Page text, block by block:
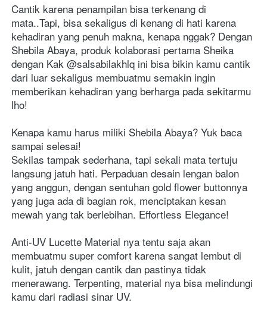
Cantik karena penampilan bisa terkenang di
mata..Tapi, bisa sekaligus di kenang di hati karena
kehadiran yang penuh makna, kenapa nggak? Dengan
Shebila Abaya, produk kolaborasi pertama Sheika
dengan Kak @salsabilakhlq ini bisa bikin kamu cantik
dari luar sekaligus membuatmu semakin ingin
memberikan kehadiran yang berharga pada sekitarmu
lho!
Kenapa kamu harus miliki Shebila Abaya? Yuk baca
sampai selesai!
Sekilas tampak sederhana, tapi sekali mata tertuju
langsung jatuh hati. Perpaduan desain lengan balon
yang anggun, dengan sentuhan gold flower buttonnya
yang juga ada di bagian rok, menciptakan kesan
mewah yang tak berlebihan. Effortless Elegance!
Anti-UV Lucette Material nya tentu saja akan
membuatmu super comfort karena sangat lembut di
kulit, jatuh dengan cantik dan pastinya tidak
menerawang. Terpenting, material nya bisa melindungi
kamu dari radiasi sinar UV.